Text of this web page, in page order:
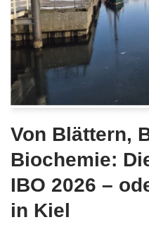
Von Blättern,
Biochemie:
IBO 2026 –
in Kiel